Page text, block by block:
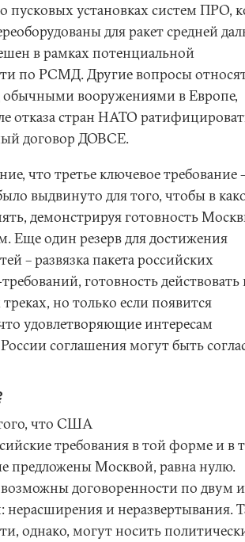
пусковых установках систем ПРО,
для ракет средней
в рамках потенциальной
по РСМД. Другие вопросы
обычными вооружениями в Европе,
отказа стран НАТО
договор ДОВСЕ.
что третье ключевое требование
выдвинуто для того, чтобы в
демонстрируя готовность
Еще один резерв для достижения
– развязка пакета российских
готовность действовать
но только если появится
удовлетворяющие интересам
соглашения могут быть
что США
требования в той форме и в
предложены Москвой, равна нулю.
договоренности по двум
нерасширения и неразвертывания.
однако, могут носить